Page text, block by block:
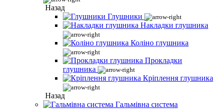
Назад
Глушники
Накладки глушника
Коліно глушника
Прокладки
глушника
Кріплення глушника
Назад
Гальмівна система